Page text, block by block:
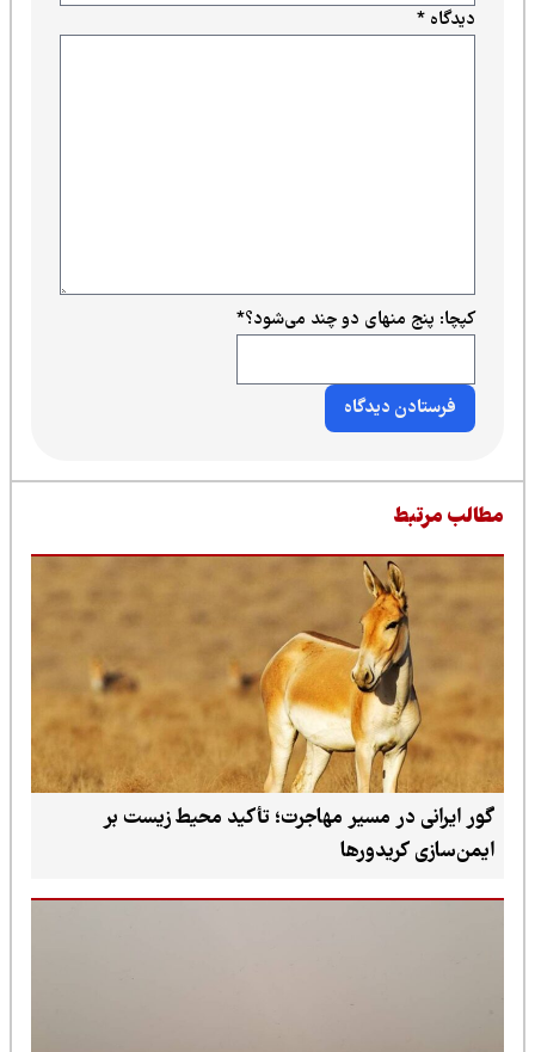
دیدگاه*
کپچا: پنج منهای دو چند می‌شود؟*
مرتبط
گور ایرانی در مسیر مهاجرت؛ تأکید محیط زیست بر
ایمن‌سازی کریدورها